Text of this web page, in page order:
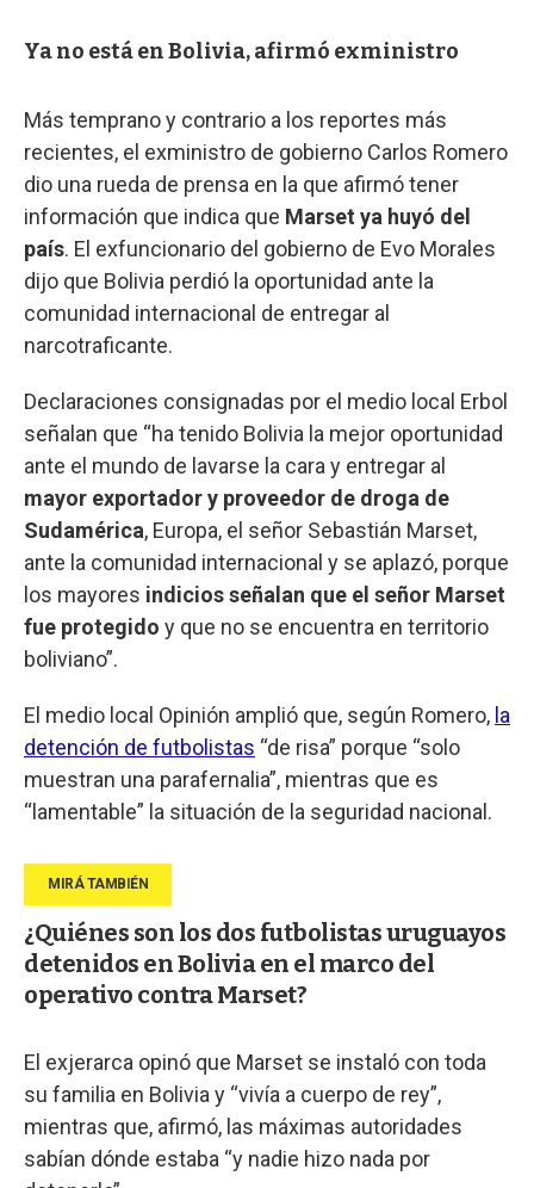
Ya no está en Bolivia, afirmó exministro
Más temprano y contrario a los reportes más
recientes, el exministro de gobierno Carlos Romero
dio una rueda de prensa en la que afirmó tener
información que indica que Marset ya huyó del
país. El exfuncionario del gobierno de Evo Morales
dijo que Bolivia perdió la oportunidad ante la
comunidad internacional de entregar al
narcotraficante.
Declaraciones consignadas por el medio local Erbol
señalan que “ha tenido Bolivia la mejor oportunidad
ante el mundo de lavarse la cara y entregar al
mayor exportador y proveedor de droga de
Sudamérica, Europa, el señor Sebastián Marset,
ante la comunidad internacional y se aplazó, porque
los mayores indicios señalan que el señor Marset
fue protegido y que no se encuentra en territorio
boliviano”.
El medio local Opinión amplió que, según Romero, la
detención de futbolistas “de risa” porque “solo
muestran una parafernalia”, mientras que es
“lamentable” la situación de la seguridad nacional.
¿Quiénes son los dos futbolistas uruguayos
detenidos en Bolivia en el marco del
operativo contra Marset?
El exjerarca opinó que Marset se instaló con toda
su familia en Bolivia y “vivía a cuerpo de rey”,
mientras que, afirmó, las máximas autoridades
sabían dónde estaba “y nadie hizo nada por